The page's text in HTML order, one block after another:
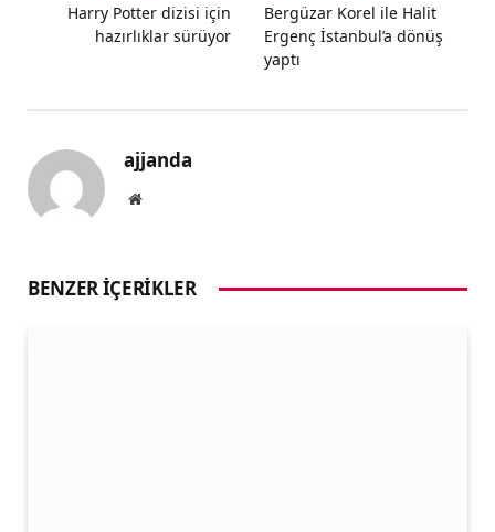
Harry Potter dizisi için
hazırlıklar sürüyor
Bergüzar Korel ile Halit
Ergenç İstanbul’a dönüş
yaptı
ajjanda
Website
BENZER İÇERIKLER